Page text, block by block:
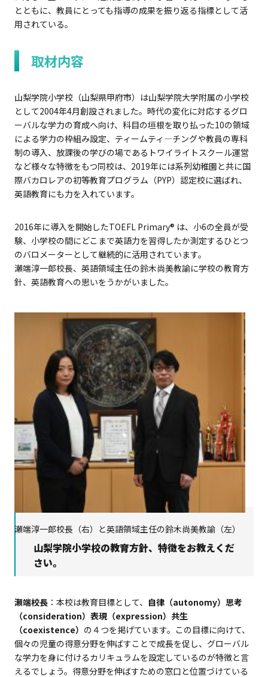
とともに、教員にとっても指導の成果を振り返る指標として活
用されている。
取材内容
山梨学院小学校（山梨県甲府市）は山梨学院大学附属の小学校
として2004年4月創設されました。時代の変化に対応するグロ
ーバルな学力の育成へ向け、科目の垣根を取り払った10の領域
による学力の枠組み設定、ティームティ―チングや教員の専科
制の導入、放課後の学びの場であるトワイライトスクール運営
など様々な特徴をもつ同校は、2019年には系列幼稚園と共に国
際バカロレアの初等教育プログラム（PYP）認定校に選ばれ、
英語教育にも力を入れています。
2016年に導入を開始したTOEFL Primary® は、小6の全員が受
験、小学校の間にどこまで英語力を習得したか測定するひとつ
のバロメーターとして継続的に活用されています。
瀬端淳一郎校長、英語領域主任の鈴木尚美教諭に学校の教育方
針、英語教育への思いをうかがいました。
瀬端淳一郎校長（右）と英語領域主任の鈴木尚美教諭（左）
山梨学院小学校の教育方針、特徴をお教えくだ
さい。
瀬端校長 ：本校は教育目標として、 自律（autonomy）思考
（consideration）表現（expression）共生
（coexistence） の４つを掲げています。この目標に向けて、
個々の児童の得意分野を伸ばすことで成長を促し、グローバル
な学力を身に付けるカリキュラムを設定しているのが特徴と言
えるでしょう。得意分野を伸ばすための窓口と位置づけている